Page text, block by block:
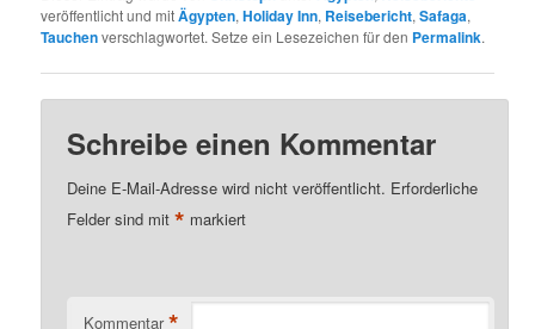
veröffentlicht und mitÄgypten,Holiday Inn, Reisebericht,Safaga,
Tauchenverschlagwortet. Setze ein Lesezeichen für den Permalink.
Schreibe einen Kommentar
Deine E-Mail-Adresse wird nicht veröffentlicht. Erforderliche
Felder sind mit* markiert
Kommentar